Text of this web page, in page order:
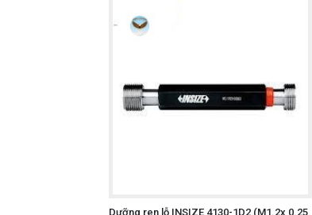
Website:
Hotline: 0934.616.395
Dưỡng ren lỗ INSIZE 4130-1D2 (M1.2x 0.25